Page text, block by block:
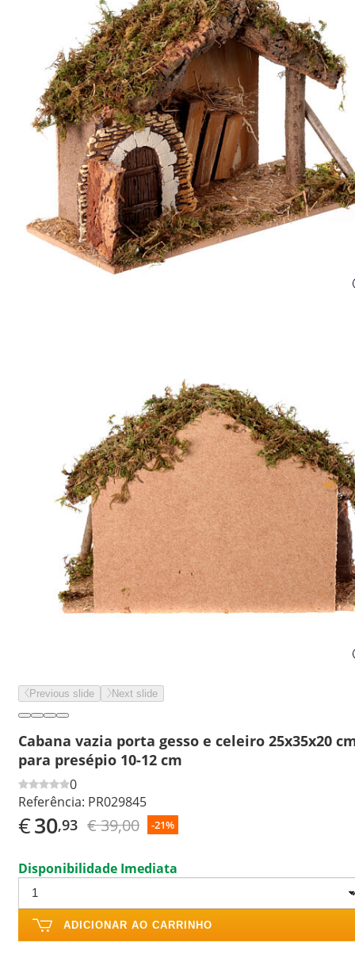
Previous slide Next slide
Cabana vazia porta gesso e celeiro 25x35x20
para presépio 10-12 cm
0
Referência: PR029845
€30,93 € 39,00 -21%
Disponibilidade Imediata
ADICIONAR AO CARRINHO